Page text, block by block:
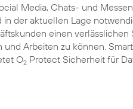
Media, Chats- und
in der aktuellen Lage
einen
und Arbeiten zu können.
O2 Protect Sicherheit für